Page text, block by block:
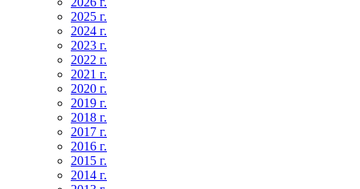
2025 г.
2024 г.
2023 г.
2022 г.
2021 г.
2020 г.
2019 г.
2018 г.
2017 г.
2016 г.
2015 г.
2014 г.